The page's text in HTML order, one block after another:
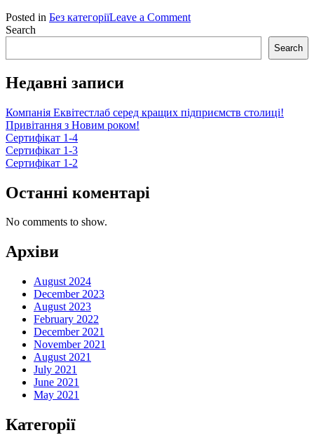
Posted in Без категоріїLeave a Commenton
Search
Search
Недавні записи
Компанія Еквітестлаб серед кращих підприємств столиці!
Привітання з Новим роком!
Сертифікат 1-4
Сертифікат 1-3
Сертифікат 1-2
Останні коментарі
No comments to show.
Архіви
August 2024
December 2023
August 2023
February 2022
December 2021
November 2021
August 2021
July 2021
June 2021
May 2021
Категорії